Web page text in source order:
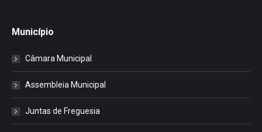
Município
Câmara Municipal
Assembleia Municipal
Juntas de Freguesia